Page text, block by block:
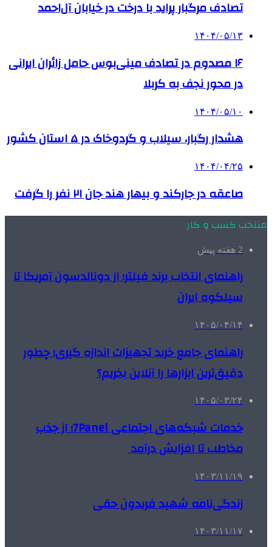
تصادف مرگبار پراید با درخت در خیابان آل‌احمد
۱۴۰۴/۰۵/۱۳
۱۶ مصدوم در تصادف مینی‌بوس حامل زائران ایرانی
در محور نجف به کربلا
۱۴۰۴/۰۵/۱۰
هشدار رگبار، سیلاب و گردوخاک در ۵ استان کشور
۱۴۰۴/۰۴/۲۵
صاعقه در جارکند و بیهار هند جان ۲۱ نفر را گرفت
منتخب کسب و کار
2 هفته پیش
راهنمای انتخاب برند فیلتر؛ از دونالدسون آمریکا تا
سیلکوه ایران
۱۴۰۵/۰۴/۱۴
راهنمای جامع خرید تجهیزات اندازه گیری؛ چطور
دقیق‌ترین ابزارها را آنلاین بخریم؟
۱۴۰۵/۰۳/۲۴
خدمات شبکه‌های اجتماعی 7Panel؛ از جذب
مخاطب تا افزایش درآمد
۱۴۰۳/۱۱/۱۹
زندگی‌نامه شهید فریدون حقی
۱۴۰۳/۱۱/۱۷